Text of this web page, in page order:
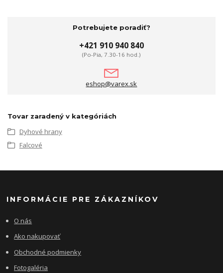
Potrebujete poradiť?
+421 910 940 840
(Po-Pia, 7.30-16 hod.)
eshop@varex.sk
Tovar zaradený v kategóriách
Dyhové hrany
Falcové
INFORMÁCIE PRE ZÁKAZNÍKOV
O nás
Ako nakupovať
Obchodné podmienky
Fotogaléria